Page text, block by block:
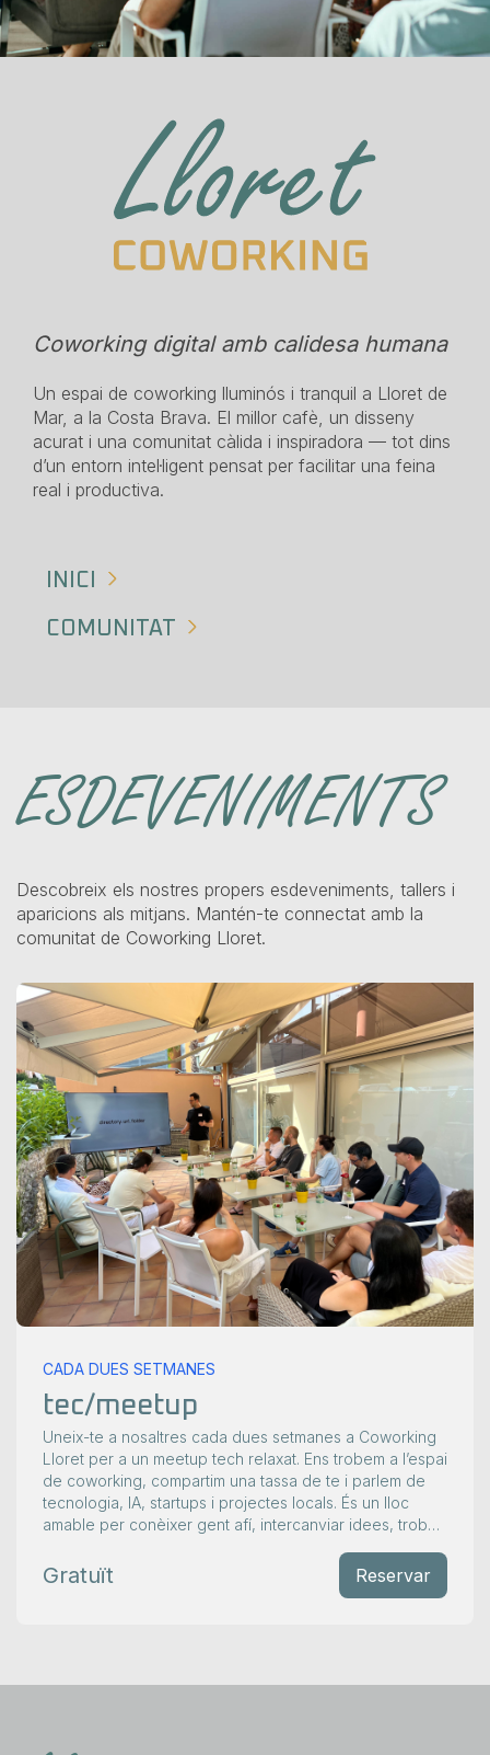
Coworking digital amb calidesa humana
Un espai de coworking lluminós i tranquil a Lloret de
Mar, a la Costa Brava. El millor cafè, un disseny
acurat i una comunitat càlida i inspiradora — tot dins
d’un entorn intel·ligent pensat per facilitar una feina
real i productiva.
INICI
COMUNITAT
ESDEVENIMENTS
Descobreix els nostres propers esdeveniments, tallers i
aparicions als mitjans. Mantén-te connectat amb la
comunitat de Coworking Lloret.
CADA DUES SETMANES
tec/meetup
Uneix-te a nosaltres cada dues setmanes a Coworking
Lloret per a un meetup tech relaxat. Ens trobem a l’espai
de coworking, compartim una tassa de te i parlem de
tecnologia, IA, startups i projectes locals. És un lloc
amable per conèixer gent afí, intercanviar idees, trobar
hi és benvingut — vine amb curiositat i saluda!
Gratuït Reservar